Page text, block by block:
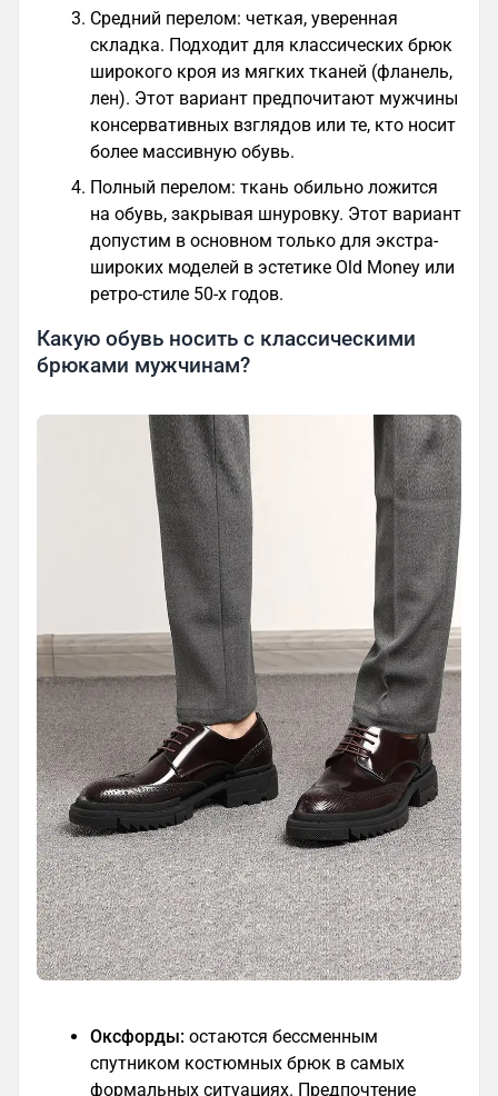
Средний перелом: четкая, уверенная
складка. Подходит для классических брюк
широкого кроя из мягких тканей (фланель,
лен). Этот вариант предпочитают мужчины
консервативных взглядов или те, кто носит
более массивную обувь.
Полный перелом: ткань обильно ложится
на обувь, закрывая шнуровку. Этот вариант
допустим в основном только для экстра-
широких моделей в эстетике Old Money или
ретро-стиле 50-х годов.
Какую обувь носить с классическими
брюками мужчинам?
Оксфорды: остаются бессменным
спутником костюмных брюк в самых
формальных ситуациях. Предпочтение